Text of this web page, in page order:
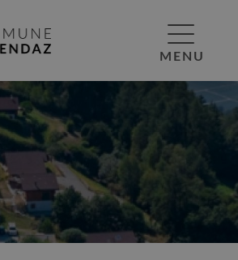
MENU